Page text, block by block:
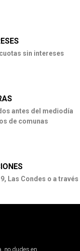
sin intereses
antes del mediodía
de comunas
Las Condes o a través
no dudes en